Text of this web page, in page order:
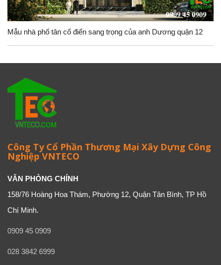
Mẫu nhà phố tân cổ điển sang trọng của anh Dương quận 12
Công Ty Cổ Phần Thương Mại Xây Dựng Công
Nghiệp VNTECO
VĂN PHÒNG CHÍNH
158/76 Hoàng Hoa Thám, Phường 12, Quận Tân Bình, TP Hồ
Chí Minh.
0909 45 0909
028 3842 6999